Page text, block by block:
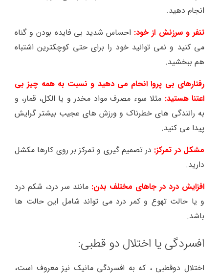
انجام دهید.
تنفر و سرزنش از خود: احساس شدید بی فایده بودن و گناه
می کنید و نمی توانید خود را برای حتی کوچکترین اشتباه
هم ببخشید.
رفتارهای بی پروا انحام می دهید و نسبت به همه چیز بی
اعتنا هستید: مثلا سوء مصرف مواد مخدر و یا الکل، قمار، و
به رانندگی های خطرناک و ورزش های عجیب بیشتر گرایش
پیدا می کنید.
مشکل در تمرکز: در تصمیم گیری و تمرکز بر روی کارها مکشل
دارید.
افزایش درد در جاهای مختلف بدن: مانند سر درد، شکم درد
و یا حالت تهوع و کمر درد می تواند شامل این حالت ها
باشد.
افسردگی یا اختلال دو قطبی:
اختلال دوقطبی ، که به افسردگی مانیک نیز معروف است،